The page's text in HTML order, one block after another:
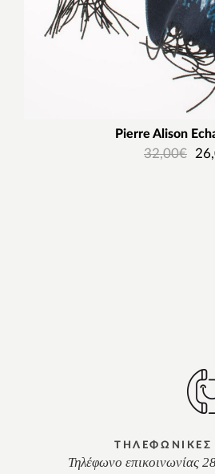
Pierre Alison
32,00€
ΤΗΛΕΦΩΝΙΚΕΣ
Τηλέφωνο επικοινωνίας